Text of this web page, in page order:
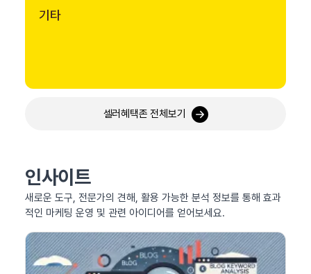
기타
셀러혜택존 전체보기
인사이트
새로운 도구, 전문가의 견해, 활용 가능한 분석 정보를 통해 효과
적인 마케팅 운영 및 관련 아이디어를 얻어보세요.